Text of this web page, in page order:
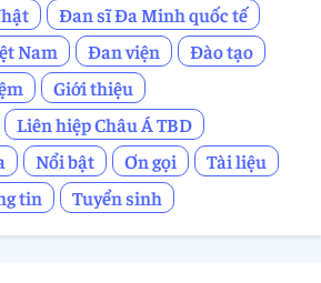
Đan sĩ Đa Minh quốc tế
Nam
Đan viện
Đào tạo
Giới thiệu
Liên hiệp Châu Á TBD
Nổi bật Ơn gọi
Tài liệu
tin Tuyển sinh